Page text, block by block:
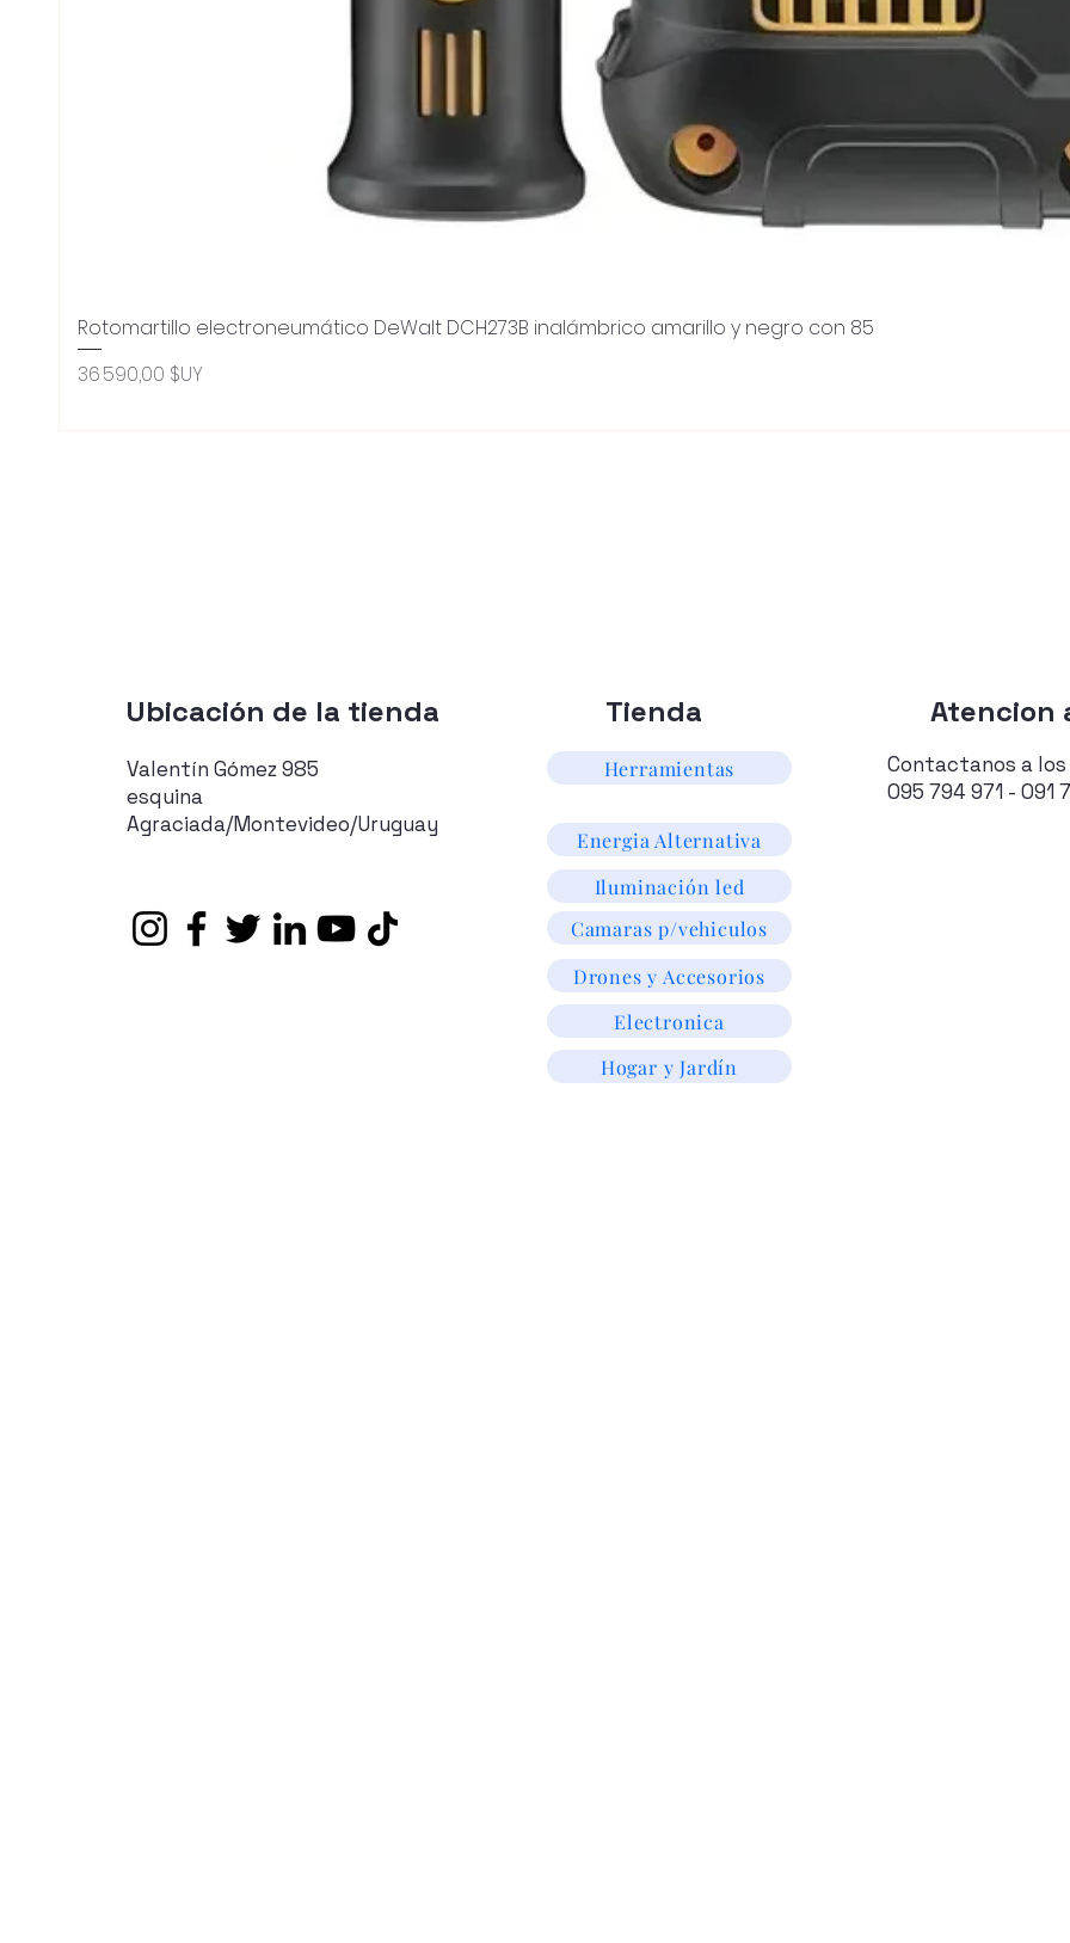
Aperçu rapide
Rotomartillo electroneumático DeWalt DCH273B inalámbrico amarillo y negro con 85
Prix
36 590,00 $UY
Ubicación de la tienda
Valentín Gómez 985
esquina
Agraciada/Montevideo/Uruguay
Tienda
Herramientas
Energia Alternativa
Atencion
Contactanos a los
095 794 971 - 091
Iluminación led
Camaras p/vehiculos
Drones y Accesorios
Electronica
Hogar y Jardín